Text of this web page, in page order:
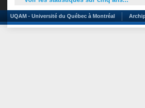
UQAM - Université du Québec à Montréal